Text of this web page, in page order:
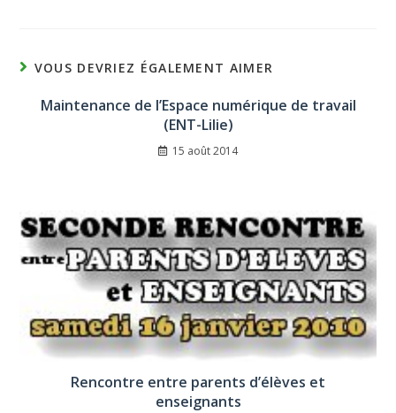
VOUS DEVRIEZ ÉGALEMENT AIMER
Maintenance de l’Espace numérique de travail
(ENT-Lilie)
15 août 2014
Rencontre entre parents d’élèves et
enseignants